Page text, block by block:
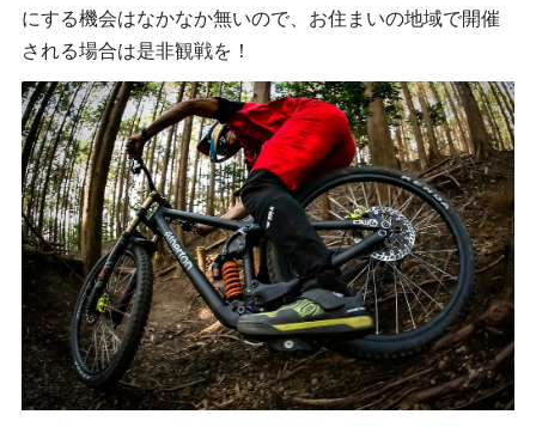
にする機会はなかなか無いので、お住まいの地域で開催
される場合は是非観戦を！